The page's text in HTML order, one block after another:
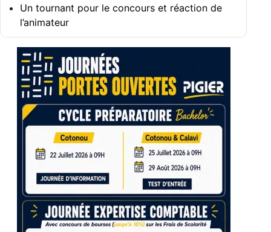
Un tournant pour le concours et réaction de
l’animateur